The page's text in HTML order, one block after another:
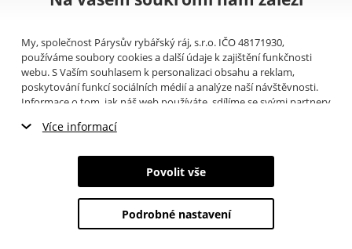
My, společnost Párysův rybářský ráj, s.r.o. IČO 48171930,
používáme soubory cookies a další údaje k zajištění funkčnosti
webu. S Vaším souhlasem k personalizaci obsahu a reklam,
poskytování funkcí sociálních médií a analýze naší návštěvnosti.
Informace o tom, jak náš web používáte, sdílíme se svými partnery
můžete přečíst, jak tyto informace Google používá. Partneři tyto
poskytli nebo které získali v důsledku toho, že používáte jejich
služby. Tyto údaje zahrnují cookies, data z dalších úložišť, IP
adresu a další informace spojené s prohlížením webu. Svůj souhlas
Více informací
Nezbytné cookies
Marketingové cookies
Analytické cookies
Povolit vše
Podrobné nastavení